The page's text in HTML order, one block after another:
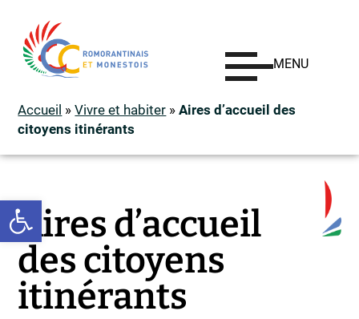
Ouvrir la barre d’outils
MENU
Accueil »Vivre et habiter »Aires d’accueil des
citoyens itinérants
Aires d’accueil
des citoyens
itinérants